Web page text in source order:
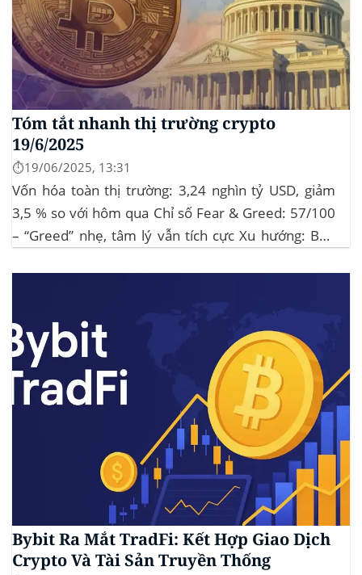
Tóm tắt nhanh thị trường crypto
19/6/2025
⏱️19/06/2025, 13:31
Vốn hóa toàn thị trường: 3,24 nghìn tỷ USD, giảm
3,5 % so với hôm qua Chỉ số Fear & Greed: 57/100
– “Greed” nhẹ, tâm lý vẫn tích cực Xu hướng: BTC
Bybit Ra Mắt TradFi: Kết Hợp Giao Dịch
Crypto Và Tài Sản Truyền Thống